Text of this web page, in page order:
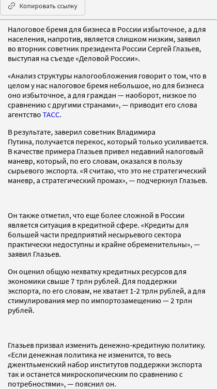
Копировать ссылку
Налоговое бремя для бизнеса в России избыточное, а для
населения, напротив, является слишком низким, заявил
во вторник советник президента России Сергей Глазьев,
выступая на съезде «Деловой России».
«Анализ структуры налогообложения говорит о том, что в
целом у нас налоговое бремя небольшое, но для бизнеса
оно избыточное, а для граждан — наоборот, низкое по
сравнению с другими странами», — приводит его слова
агентство ТАСС.
В результате, заверил советник Владимира
Путина, получается перекос, который только усиливается.
В качестве примера Глазьев привел недавний налоговый
маневр, который, по его словам, оказался в пользу
сырьевого экспорта. «Я считаю, что это не стратегический
маневр, а стратегический промах», — подчеркнул Глазьев.
Он также отметил, что еще более сложной в России
является ситуация в кредитной сфере. «Кредиты для
большей части предприятий несырьевого сектора
практически недоступны и крайне обременительны», —
заявил Глазьев.
Он оценил общую нехватку кредитных ресурсов для
экономики свыше 7 трлн рублей. Для поддержки
экспорта, по его словам, не хватает 1-2 трлн рублей, а для
стимулирования мер по импортозамещению — 2 трлн
рублей.
Глазьев призвал изменить денежно-кредитную политику.
«Если денежная политика не изменится, то весь
джентльменский набор институтов поддержки экспорта
так и останется микроскопическим по сравнению с
потребностями», — пояснил он.